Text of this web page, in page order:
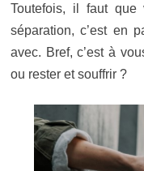
Toutefois, il faut que
séparation, c’est en
avec. Bref, c’est à
ou rester et souffrir ?